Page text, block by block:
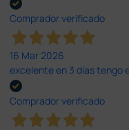
Comprador verificado
16 Mar 2026
excelente en 3 días tengo
Comprador verificado